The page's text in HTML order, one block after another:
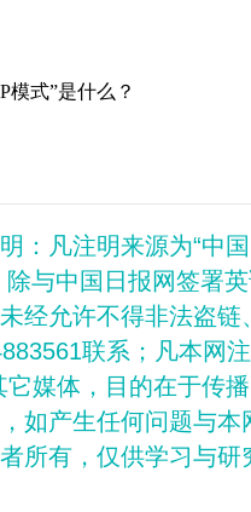
模式”是什么？
：凡注明来源为“中
除与中国日报网签署
经允许不得非法盗
联系；凡本网
它媒体，目的在于传
如产生任何问题与
所有，仅供学习与